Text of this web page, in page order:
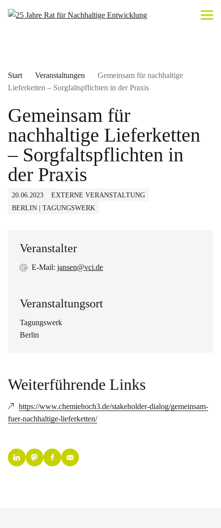
Start Veranstaltungen
Gemeinsam für nachhaltige
Lieferketten – Sorgfaltspflichten in der Praxis
Gemeinsam für
nachhaltige Lieferketten
– Sorgfaltspflichten in
der Praxis
20.06.2023
EXTERNE VERANSTALTUNG
BERLIN | TAGUNGSWERK
Veranstalter
E-Mail: jansen@vci.de
Veranstaltungsort
Tagungswerk
Berlin
Weiterführende Links
https://www.chemiehoch3.de/stakeholder-dialog/gemeinsam-
fuer-nachhaltige-lieferketten/